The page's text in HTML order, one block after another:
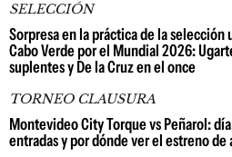
SELECCIÓN
Sorpresa en la práctica de la selección
Cabo Verde por el Mundial 2026:
suplentes y De la Cruz en el once
TORNEO CLAUSURA
Montevideo City Torque vs Peñarol:
entradas y por dónde ver el estreno de